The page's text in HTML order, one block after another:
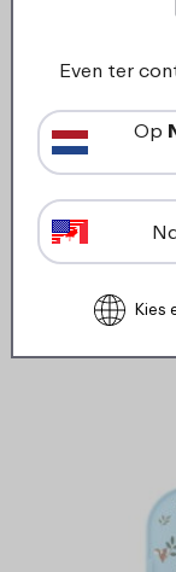
Even ter
Op